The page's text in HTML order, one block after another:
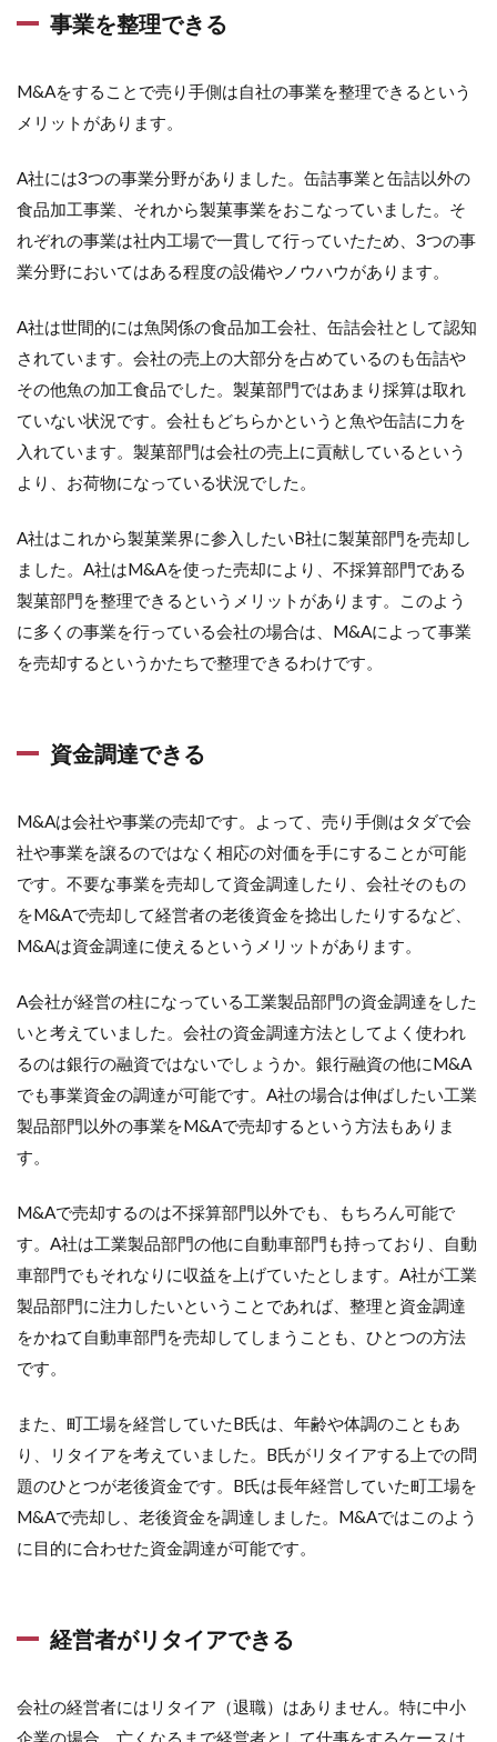
事業を整理できる
M&Aをすることで売り手側は自社の事業を整理できるという
メリットがあります。
A社には3つの事業分野がありました。缶詰事業と缶詰以外の
食品加工事業、それから製菓事業をおこなっていました。そ
れぞれの事業は社内工場で一貫して行っていたため、3つの事
業分野においてはある程度の設備やノウハウがあります。
A社は世間的には魚関係の食品加工会社、缶詰会社として認知
されています。会社の売上の大部分を占めているのも缶詰や
その他魚の加工食品でした。製菓部門ではあまり採算は取れ
ていない状況です。会社もどちらかというと魚や缶詰に力を
入れています。製菓部門は会社の売上に貢献しているという
より、お荷物になっている状況でした。
A社はこれから製菓業界に参入したいB社に製菓部門を売却し
ました。A社はM&Aを使った売却により、不採算部門である
製菓部門を整理できるというメリットがあります。このよう
に多くの事業を行っている会社の場合は、M&Aによって事業
を売却するというかたちで整理できるわけです。
資金調達できる
M&Aは会社や事業の売却です。よって、売り手側はタダで会
社や事業を譲るのではなく相応の対価を手にすることが可能
です。不要な事業を売却して資金調達したり、会社そのもの
をM&Aで売却して経営者の老後資金を捻出したりするなど、
M&Aは資金調達に使えるというメリットがあります。
A会社が経営の柱になっている工業製品部門の資金調達をした
いと考えていました。会社の資金調達方法としてよく使われ
るのは銀行の融資ではないでしょうか。銀行融資の他にM&A
でも事業資金の調達が可能です。A社の場合は伸ばしたい工業
製品部門以外の事業をM&Aで売却するという方法もありま
す。
M&Aで売却するのは不採算部門以外でも、もちろん可能で
す。A社は工業製品部門の他に自動車部門も持っており、自動
車部門でもそれなりに収益を上げていたとします。A社が工業
製品部門に注力したいということであれば、整理と資金調達
をかねて自動車部門を売却してしまうことも、ひとつの方法
です。
また、町工場を経営していたB氏は、年齢や体調のこともあ
り、リタイアを考えていました。B氏がリタイアする上での問
題のひとつが老後資金です。B氏は長年経営していた町工場を
M&Aで売却し、老後資金を調達しました。M&Aではこのよう
に目的に合わせた資金調達が可能です。
経営者がリタイアできる
会社の経営者にはリタイア（退職）はありません。特に中小
企業の場合、亡くなるまで経営者として仕事をするケースは